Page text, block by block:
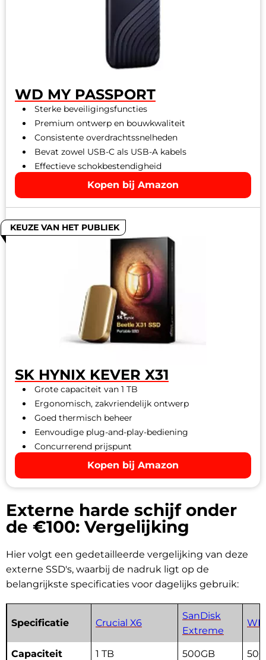
WD MY PASSPORT
Sterke beveiligingsfuncties
Premium ontwerp en bouwkwaliteit
Consistente overdrachtssnelheden
Bevat zowel USB-C als USB-A kabels
Effectieve schokbestendigheid
Kopen bij Amazon
KEUZE VAN HET PUBLIEK
SK HYNIX KEVER X31
Grote capaciteit van 1 TB
Ergonomisch, zakvriendelijk ontwerp
Goed thermisch beheer
Eenvoudige plug-and-play-bediening
Concurrerend prijspunt
Kopen bij Amazon
Externe harde schijf onder
de €100: Vergelijking
Hier volgt een gedetailleerde vergelijking van deze
externe SSD's, waarbij de nadruk ligt op de
belangrijkste specificaties voor dagelijks gebruik:
Specificatie Crucial X6
SanDisk
Extreme
Capaciteit 1 TB 500GB